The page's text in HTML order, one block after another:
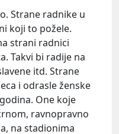
Strane radnike u
koji to požele.
strani radnici
Takvi bi radije na
itd. Strane
i odrasle ženske
One koje
ravnopravno
na stadionima